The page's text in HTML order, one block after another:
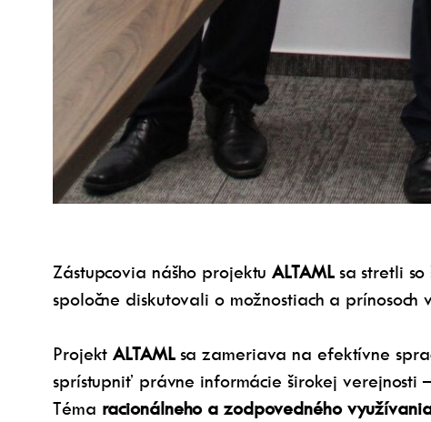
Zástupcovia nášho projektuALTAMLsa stretli so
spoločne diskutovali o možnostiach a
ProjektALTAMLsa zameriava na efektívne
sprístupniť právne informácie širokej
Téma racionálneho a zodpovedného